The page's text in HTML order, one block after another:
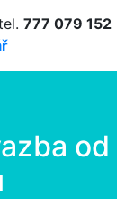
777 079 152
od